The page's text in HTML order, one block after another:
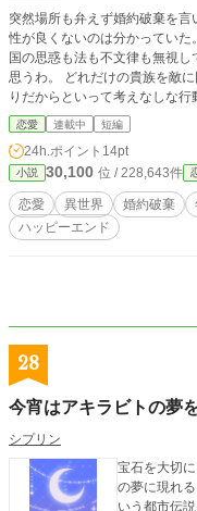
突然場所も弁えず婚約破棄を
性が良くないのは分かっていた
国の思惑も法も不文律も無視しての発言。 「慰謝料？」 貴
思うわ。 どれだけの貴族を敵に回し
りだからといって考えなしな行動
思議な事です。
恋愛 連載中 短編
24h.ポイント 14pt
小説 30,100 位 / 228,643件
恋愛 異世界 婚約破棄
ハッピーエンド
28
今宵はアキラビトの夢
シプリン
宝石を大切
の夢に現れ
いう都市伝説だった。 宝石の化身と